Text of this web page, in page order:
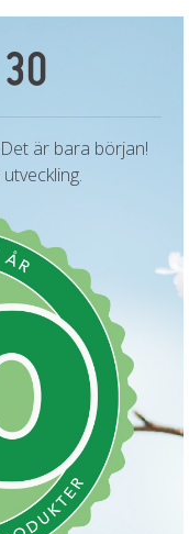
är bara början!